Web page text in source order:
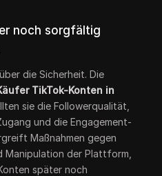
noch sorgfältig
die Sicherheit. Die
TikTok-Konten in
sie die Followerqualität,
und die Engagement-
Maßnahmen gegen
Manipulation der Plattform,
später noch